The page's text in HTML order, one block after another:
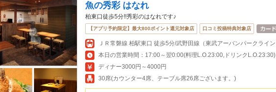
魚の秀彩 はなれ
柏東口徒歩5分!!秀彩のはなれです♪
【アプリ予約限定】最大800ポイント還元対象店 口コミ投稿特典対象店
本日の営業時間：17:00～翌0:00(料理L.O.23:00,ドリンクL.O.23:30)
ディナー3000円～4000円
30席(カウンター4席、テーブル席26席ございます。)